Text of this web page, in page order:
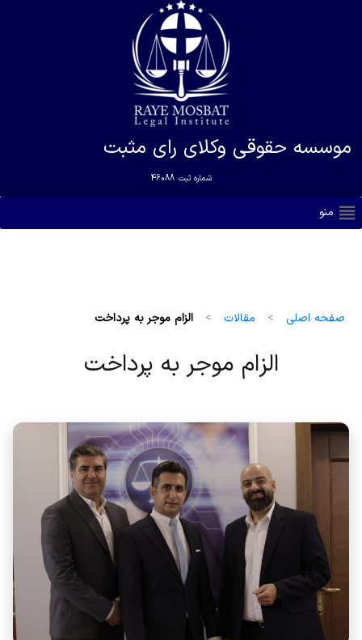
موسسه حقوقی وکلای رای مثبت
شماره ثبت 46088
منو
صفحه اصلی > مقالات > الزام موجر به پرداخت
الزام موجر به پرداخت